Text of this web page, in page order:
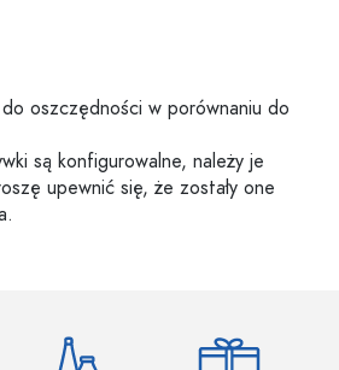
oszczędności w porównaniu do
są konfigurowalne, należy je
upewnić się, że zostały one